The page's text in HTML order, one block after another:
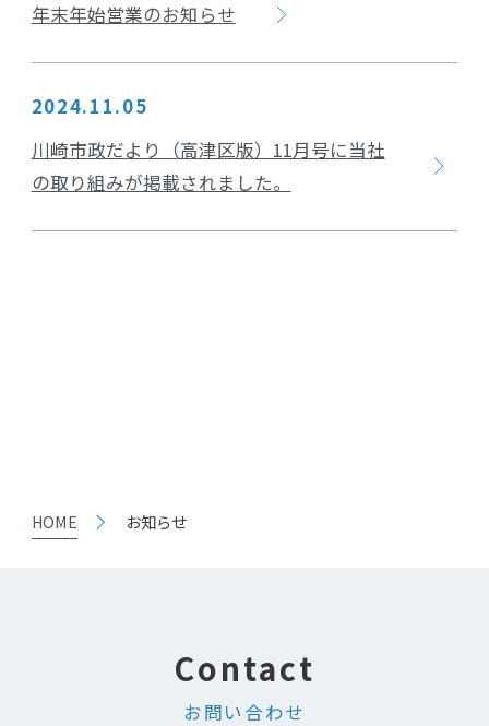
年末年始営業のお知らせ
2024.11.05
川崎市政だより（高津区版）11月号に当社
の取り組みが掲載されました。
HOME お知らせ
お問い合わせ